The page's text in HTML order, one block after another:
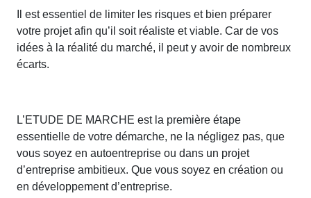
Il est essentiel de limiter les risques et bien préparer
votre projet afin qu’il soit réaliste et viable. Car de vos
idées à la réalité du marché, il peut y avoir de nombreux
écarts.
L’ETUDE DE MARCHE est la première étape
essentielle de votre démarche, ne la négligez pas, que
vous soyez en autoentreprise ou dans un projet
d’entreprise ambitieux. Que vous soyez en création ou
en développement d’entreprise.